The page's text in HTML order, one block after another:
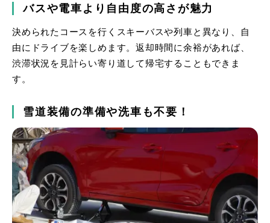
バスや電車より自由度の高さが魅力
決められたコースを行くスキーバスや列車と異なり、自
由にドライブを楽しめます。返却時間に余裕があれば、
渋滞状況を見計らい寄り道して帰宅することもできま
す。
雪道装備の準備や洗車も不要！